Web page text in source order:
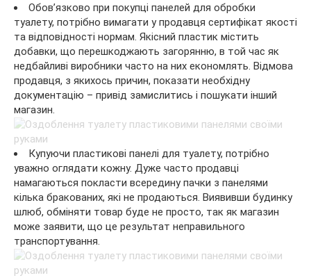
Обов’язково при покупці панелей для обробки
туалету, потрібно вимагати у продавця сертифікат якості
та відповідності нормам. Якісний пластик містить
добавки, що перешкоджають загорянню, в той час як
недбайливі виробники часто на них економлять. Відмова
продавця, з якихось причин, показати необхідну
документацію – привід замислитись і пошукати інший
магазин.
Купуючи пластикові панелі для туалету, потрібно
уважно оглядати кожну. Дуже часто продавці
намагаються покласти всередину пачки з панелями
кілька бракованих, які не продаються. Виявивши будинку
шлюб, обміняти товар буде не просто, так як магазин
може заявити, що це результат неправильного
транспортування.